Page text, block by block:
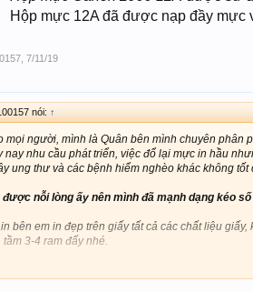
các bạn ghé thăm shop và xem giá trên sendo
ảnh thực tế hộp mực máy in tại SHOP bên em
Hộp mực 12A đã được nạp đầy
7/11/19
nói: ↑
mọi người, mình là Quân bên mình chuyên phân
nay nhu cầu phát triển, việc đổ lại mực in hầu
ung thư và các bệnh hiểm nghèo khác không tốt
được nỗi lòng ấy nên mình đã mạnh dạng kéo
bên em in đẹp trên giấy tất cả các chất liệu
tầm 3-4 ram đấy nhé.
mực cũ sau 1 thời gian sử dụng đổ lại mực thì khi